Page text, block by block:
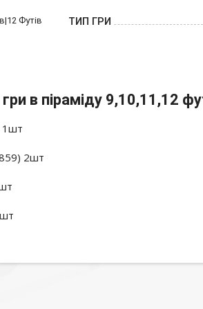
Футів ТИП ГРИ
в піраміду 9,10,11,12
1шт
2шт